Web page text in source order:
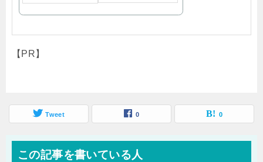
【PR】
Tweet 0 0
この記事を書いている人